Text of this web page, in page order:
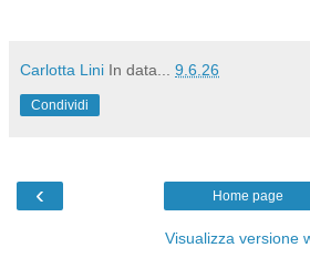
Carlotta Lini In data... 9.6.26
Condividi
‹ Home page
Visualizza versione